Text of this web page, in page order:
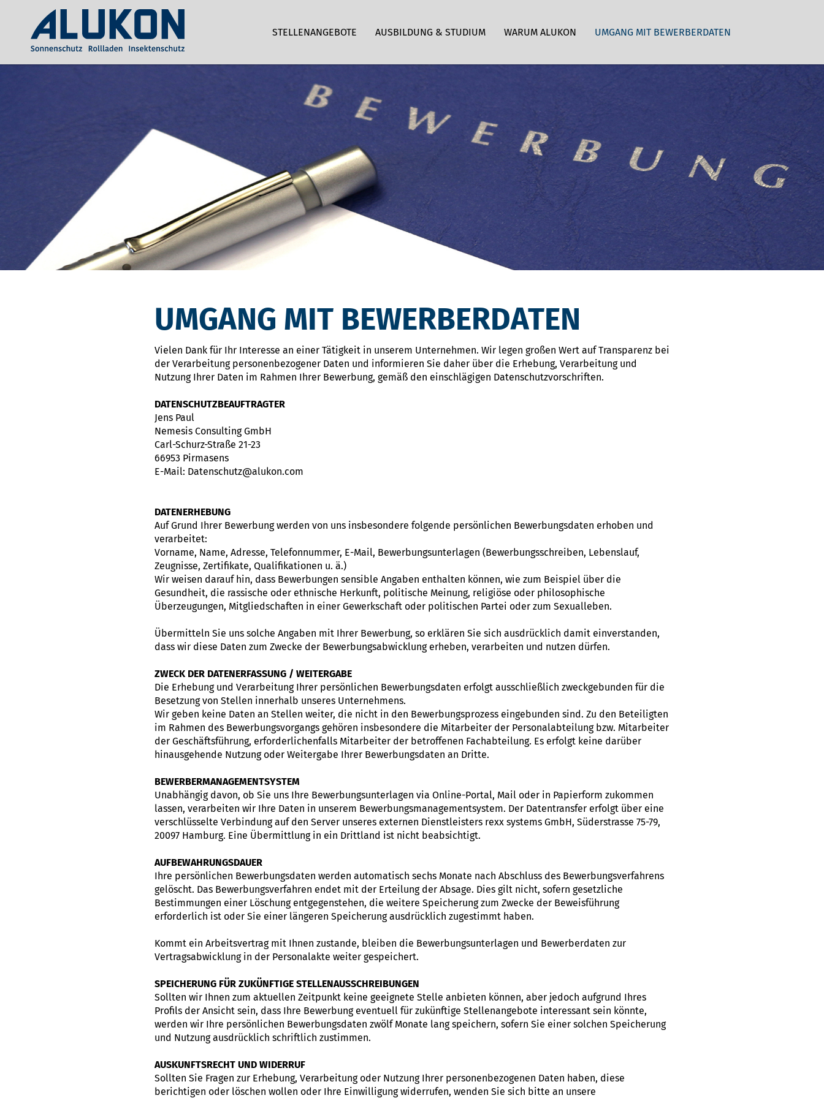
STELLENANGEBOTE AUSBILDUNG & STUDIUM WARUM ALUKON UMGANG MIT BEWERBERDATEN
UMGANG MIT BEWERBERDATEN
Vielen Dank für Ihr Interesse an einer Tätigkeit in unserem Unternehmen. Wir legen großen Wert auf Transparenz bei
der Verarbeitung personenbezogener Daten und informieren Sie daher über die Erhebung, Verarbeitung und
Nutzung Ihrer Daten im Rahmen Ihrer Bewerbung, gemäß den einschlägigen Datenschutzvorschriften.
DATENSCHUTZBEAUFTRAGTER
Jens Paul
Nemesis Consulting GmbH
Carl-Schurz-Straße 21-23
66953 Pirmasens
E-Mail: Datenschutz@alukon.com
DATENERHEBUNG
Auf Grund Ihrer Bewerbung werden von uns insbesondere folgende persönlichen Bewerbungsdaten erhoben und
verarbeitet:
Vorname, Name, Adresse, Telefonnummer, E-Mail, Bewerbungsunterlagen (Bewerbungsschreiben, Lebenslauf,
Zeugnisse, Zertifikate, Qualifikationen u. ä.)
Wir weisen darauf hin, dass Bewerbungen sensible Angaben enthalten können, wie zum Beispiel über die
Gesundheit, die rassische oder ethnische Herkunft, politische Meinung, religiöse oder philosophische
Überzeugungen, Mitgliedschaften in einer Gewerkschaft oder politischen Partei oder zum Sexualleben.
Übermitteln Sie uns solche Angaben mit Ihrer Bewerbung, so erklären Sie sich ausdrücklich damit einverstanden,
dass wir diese Daten zum Zwecke der Bewerbungsabwicklung erheben, verarbeiten und nutzen dürfen.
ZWECK DER DATENERFASSUNG / WEITERGABE
Die Erhebung und Verarbeitung Ihrer persönlichen Bewerbungsdaten erfolgt ausschließlich zweckgebunden für die
Besetzung von Stellen innerhalb unseres Unternehmens.
Wir geben keine Daten an Stellen weiter, die nicht in den Bewerbungsprozess eingebunden sind. Zu den Beteiligten
im Rahmen des Bewerbungsvorgangs gehören insbesondere die Mitarbeiter der Personalabteilung bzw. Mitarbeiter
der Geschäftsführung, erforderlichenfalls Mitarbeiter der betroffenen Fachabteilung. Es erfolgt keine darüber
hinausgehende Nutzung oder Weitergabe Ihrer Bewerbungsdaten an Dritte.
BEWERBERMANAGEMENTSYSTEM
Unabhängig davon, ob Sie uns Ihre Bewerbungsunterlagen via Online-Portal, Mail oder in Papierform zukommen
lassen, verarbeiten wir Ihre Daten in unserem Bewerbungsmanagementsystem. Der Datentransfer erfolgt über eine
verschlüsselte Verbindung auf den Server unseres externen Dienstleisters rexx systems GmbH, Süderstrasse 75-79,
20097 Hamburg. Eine Übermittlung in ein Drittland ist nicht beabsichtigt.
AUFBEWAHRUNGSDAUER
Ihre persönlichen Bewerbungsdaten werden automatisch sechs Monate nach Abschluss des Bewerbungsverfahrens
gelöscht. Das Bewerbungsverfahren endet mit der Erteilung der Absage. Dies gilt nicht, sofern gesetzliche
Bestimmungen einer Löschung entgegenstehen, die weitere Speicherung zum Zwecke der Beweisführung
erforderlich ist oder Sie einer längeren Speicherung ausdrücklich zugestimmt haben.
Kommt ein Arbeitsvertrag mit Ihnen zustande, bleiben die Bewerbungsunterlagen und Bewerberdaten zur
Vertragsabwicklung in der Personalakte weiter gespeichert.
SPEICHERUNG FÜR ZUKÜNFTIGE STELLENAUSSCHREIBUNGEN
Sollten wir Ihnen zum aktuellen Zeitpunkt keine geeignete Stelle anbieten können, aber jedoch aufgrund Ihres
Profils der Ansicht sein, dass Ihre Bewerbung eventuell für zukünftige Stellenangebote interessant sein könnte,
werden wir Ihre persönlichen Bewerbungsdaten zwölf Monate lang speichern, sofern Sie einer solchen Speicherung
und Nutzung ausdrücklich schriftlich zustimmen.
AUSKUNFTSRECHT UND WIDERRUF
Sollten Sie Fragen zur Erhebung, Verarbeitung oder Nutzung Ihrer personenbezogenen Daten haben, diese
berichtigen oder löschen wollen oder Ihre Einwilligung widerrufen, wenden Sie sich bitte an unsere